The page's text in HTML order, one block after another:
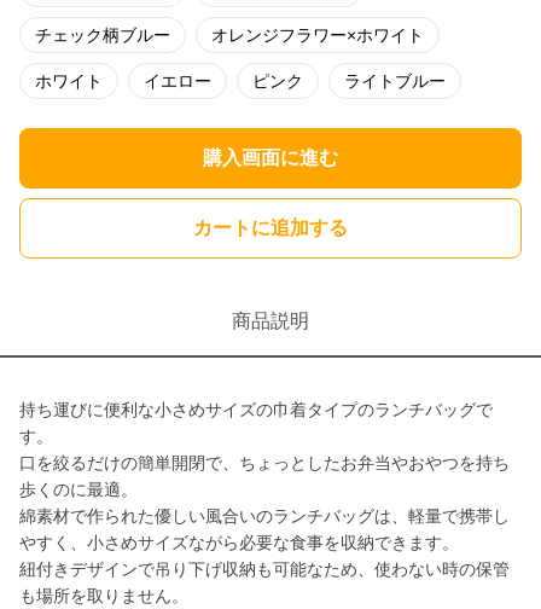
チェック柄ブルー オレンジフラワー×ホワイト
ホワイト イエロー ピンク ライトブルー
購入画面に進む
カートに追加する
商品説明
持ち運びに便利な小さめサイズの巾着タイプのランチバッグで
す。
口を絞るだけの簡単開閉で、ちょっとしたお弁当やおやつを持ち
歩くのに最適。
綿素材で作られた優しい風合いのランチバッグは、軽量で携帯し
やすく、小さめサイズながら必要な食事を収納できます。
紐付きデザインで吊り下げ収納も可能なため、使わない時の保管
も場所を取りません。